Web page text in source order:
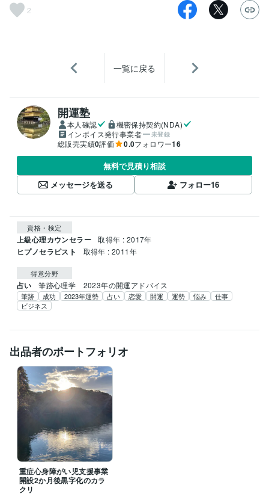
2
一覧に戻る
開運塾
本人確認
機密保持契約(NDA)
インボイス発行事業者
未登録
総販売実績0評価 0.0フォロワー16
無料で見積り相談
メッセージを送る
フォロー16
資格・検定
上級心理カウンセラー 取得年 : 2017年
ヒプノセラピスト 取得年 : 2011年
得意分野
占い 筆跡心理学　2023年の開運アドバイス
筆跡 成功 2023年運勢 占い 恋愛 開運 運勢 悩み
仕事
ビジネス
出品者のポートフォリオ
重症心身障がい児支援事業
開設2か月後黒字化のカラ
クリ